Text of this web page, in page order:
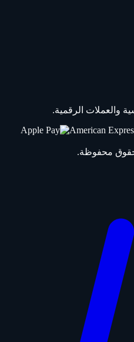
والعملات الرقمية.
محفوظة.